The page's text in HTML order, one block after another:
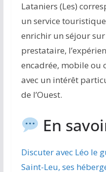
Lataniers (Les)
un service
enrichir un séjour
prestataire,
encadrée, mobile ou
avec un intérêt
de l’Ouest.
En
Discuter avec Léo le
Saint-Leu, ses